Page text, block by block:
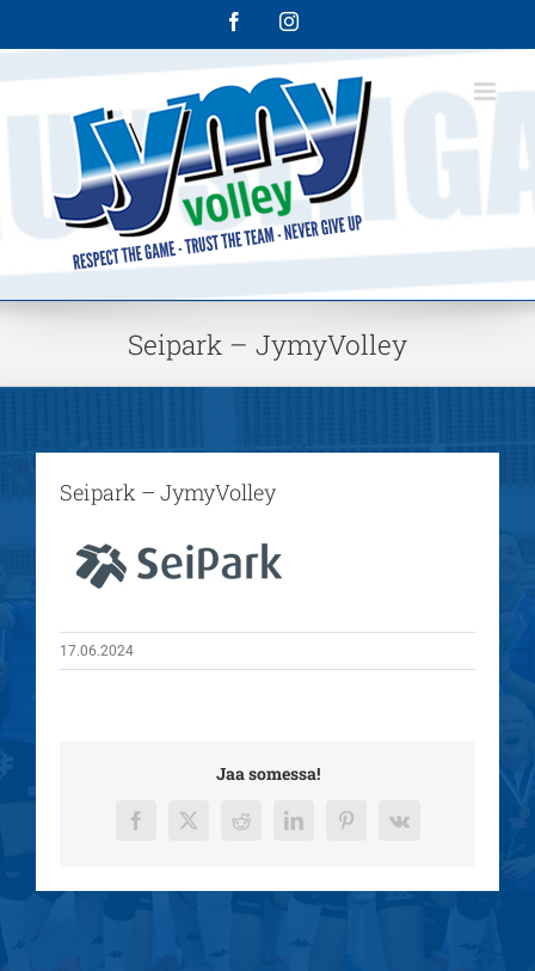
FacebookInstagram
Seipark – JymyVolley
Seipark – JymyVolley
17.06.2024
Jaa somessa!
Facebook
X RedditLinkedInPinterest
Vk